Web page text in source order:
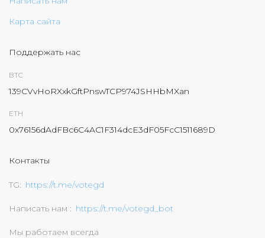
Карта сайта
Поддержать нас
BTC
139CVvHoRXxkGftPnswTCP974JSHHbMXan
ETH
0x76156dAdFBc6C4AC1F314dcE3dF05FcC1511689D
Контакты
TG https://t.me/votegd
Написать нам https://t.me/votegd_bot
Мы работаем всегда